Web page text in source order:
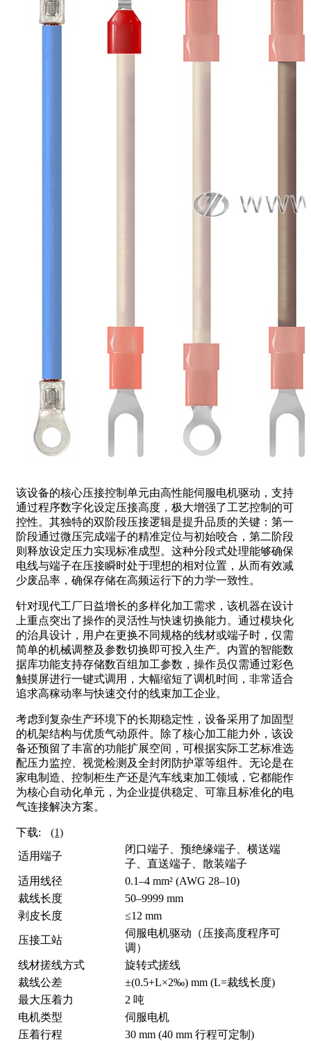
该设备的核心压接控制单元由高性能伺服电机驱动，支持
通过程序数字化设定压接高度，极大增强了工艺控制的可
控性。其独特的双阶段压接逻辑是提升品质的关键：第一
阶段通过微压完成端子的精准定位与初始咬合，第二阶段
则释放设定压力实现标准成型。这种分段式处理能够确保
电线与端子在压接瞬时处于理想的相对位置，从而有效减
少废品率，确保存储在高频运行下的力学一致性。
针对现代工厂日益增长的多样化加工需求，该机器在设计
上重点突出了操作的灵活性与快速切换能力。通过模块化
的治具设计，用户在更换不同规格的线材或端子时，仅需
简单的机械调整及参数切换即可投入生产。内置的智能数
据库功能支持存储数百组加工参数，操作员仅需通过彩色
触摸屏进行一键式调用，大幅缩短了调机时间，非常适合
追求高稼动率与快速交付的线束加工企业。
考虑到复杂生产环境下的长期稳定性，设备采用了加固型
的机架结构与优质气动原件。除了核心加工能力外，该设
备还预留了丰富的功能扩展空间，可根据实际工艺标准选
配压力监控、视觉检测及全封闭防护罩等组件。无论是在
家电制造、控制柜生产还是汽车线束加工领域，它都能作
为核心自动化单元，为企业提供稳定、可靠且标准化的电
气连接解决方案。
下载:
(1)
适用端子
闭口端子、预绝缘端子、横送端
子、直送端子、散装端子
适用线径
0.1–4 mm² (AWG 28–10)
裁线长度
50–9999 mm
剥皮长度
≤12 mm
压接工站
伺服电机驱动（压接高度程序可
调）
线材搓线方式
旋转式搓线
裁线公差
±(0.5+L×2‰) mm (L=裁线长度)
最大压着力
2 吨
电机类型
伺服电机
压着行程
30 mm (40 mm 行程可定制)